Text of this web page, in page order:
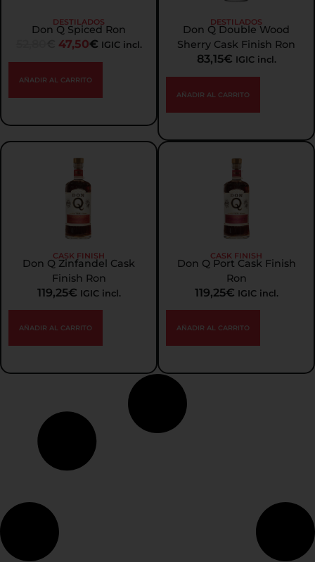
DESTILADOS
Don Q Spiced Ron
47,50€ IGIC incl.
AÑADIR AL CARRITO
DESTILADOS
Don Q Double Wood
Sherry Cask Finish Ron
83,15€ IGIC incl.
AÑADIR AL CARRITO
CASK FINISH
Don Q Zinfandel Cask
Finish Ron
119,25€ IGIC incl.
AÑADIR AL CARRITO
CASK FINISH
Don Q Port Cask Finish
Ron
119,25€ IGIC incl.
AÑADIR AL CARRITO